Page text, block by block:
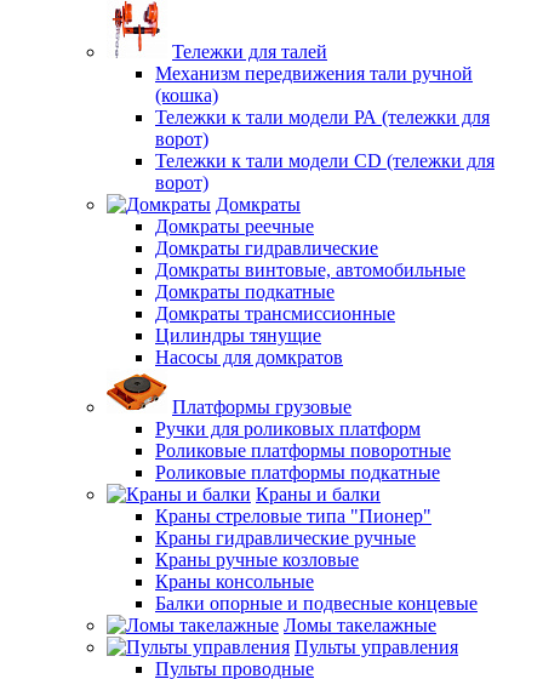
Тележки для талей
Механизм передвижения тали ручной
(кошка)
Тележки к тали модели РА (тележки для
ворот)
Тележки к тали модели CD (тележки для
ворот)
Домкраты
Домкраты реечные
Домкраты гидравлические
Домкраты винтовые, автомобильные
Домкраты подкатные
Домкраты трансмиссионные
Цилиндры тянущие
Насосы для домкратов
Платформы грузовые
Ручки для роликовых платформ
Роликовые платформы поворотные
Роликовые платформы подкатные
Краны и балки
Краны стреловые типа "Пионер"
Краны гидравлические ручные
Краны ручные козловые
Краны консольные
Балки опорные и подвесные концевые
Ломы такелажные
Пульты управления
Пульты проводные